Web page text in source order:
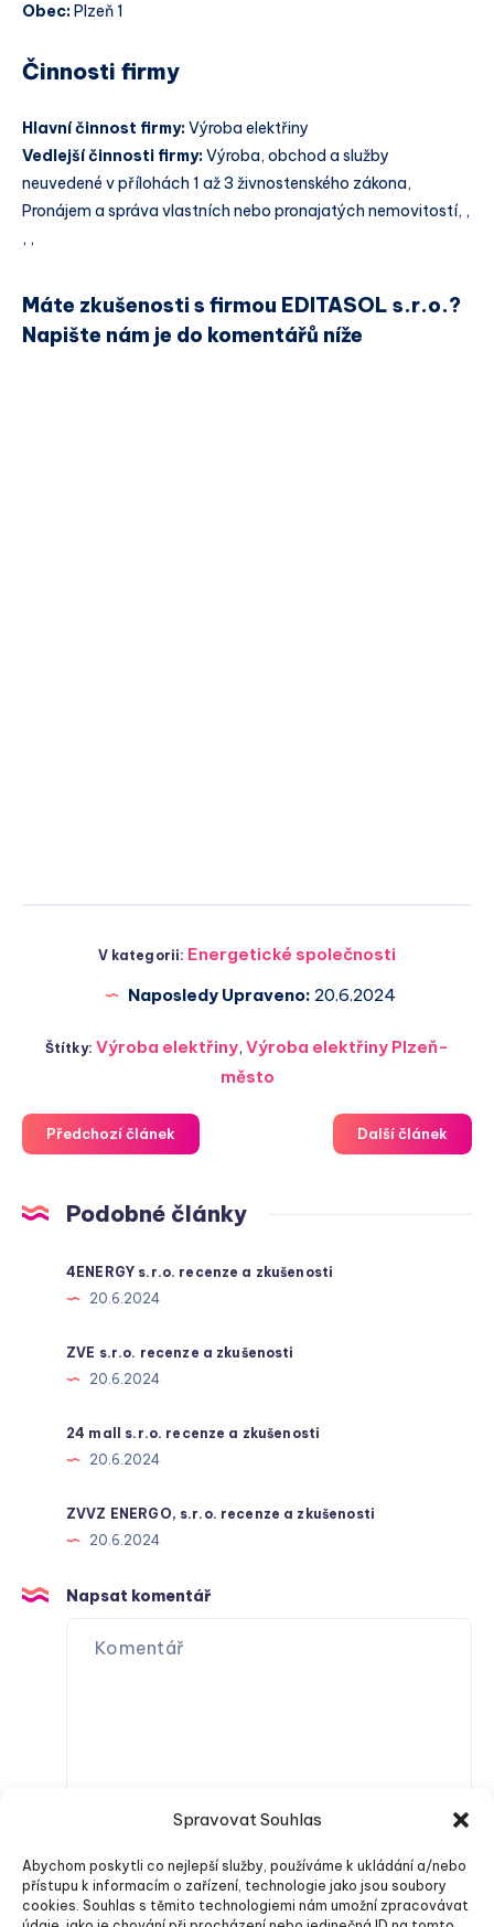
Spravovat Souhlas
Abychom poskytli co nejlepší služby, používáme k ukládání a/nebo
přístupu k informacím o zařízení, technologie jako jsou soubory
cookies. Souhlas s těmito technologiemi nám umožní zpracovávat
Obec: Plzeň 1
Činnosti firmy
Hlavní činnost firmy:Výroba elektřiny
Vedlejší činnosti firmy:Výroba, obchod a služby
neuvedené v přílohách 1 až 3 živnostenského zákona,
Pronájem a správa vlastních nebo pronajatých nemovitostí, ,
, ,
Máte zkušenosti s firmou EDITASOL s.r.o.?
Napište nám je do komentářů níže
V kategorii: Energetické společnosti
Naposledy Upraveno: 20.6.2024
Štítky:Výroba elektřiny,Výroba elektřiny Plzeň-
město
Předchozí článek Další článek
Podobné články
4ENERGY s.r.o. recenze a zkušenosti
20.6.2024
ZVE s.r.o. recenze a zkušenosti
20.6.2024
24 mall s.r.o. recenze a zkušenosti
20.6.2024
ZVVZ ENERGO, s.r.o. recenze a zkušenosti
20.6.2024
Napsat komentář